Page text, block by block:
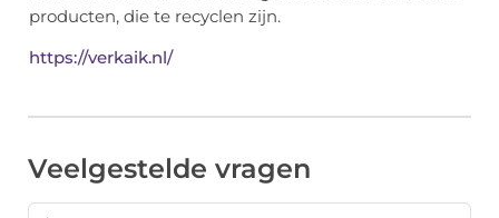
producten, die te recyclen zijn.
https://verkaik.nl/
Veelgestelde vragen